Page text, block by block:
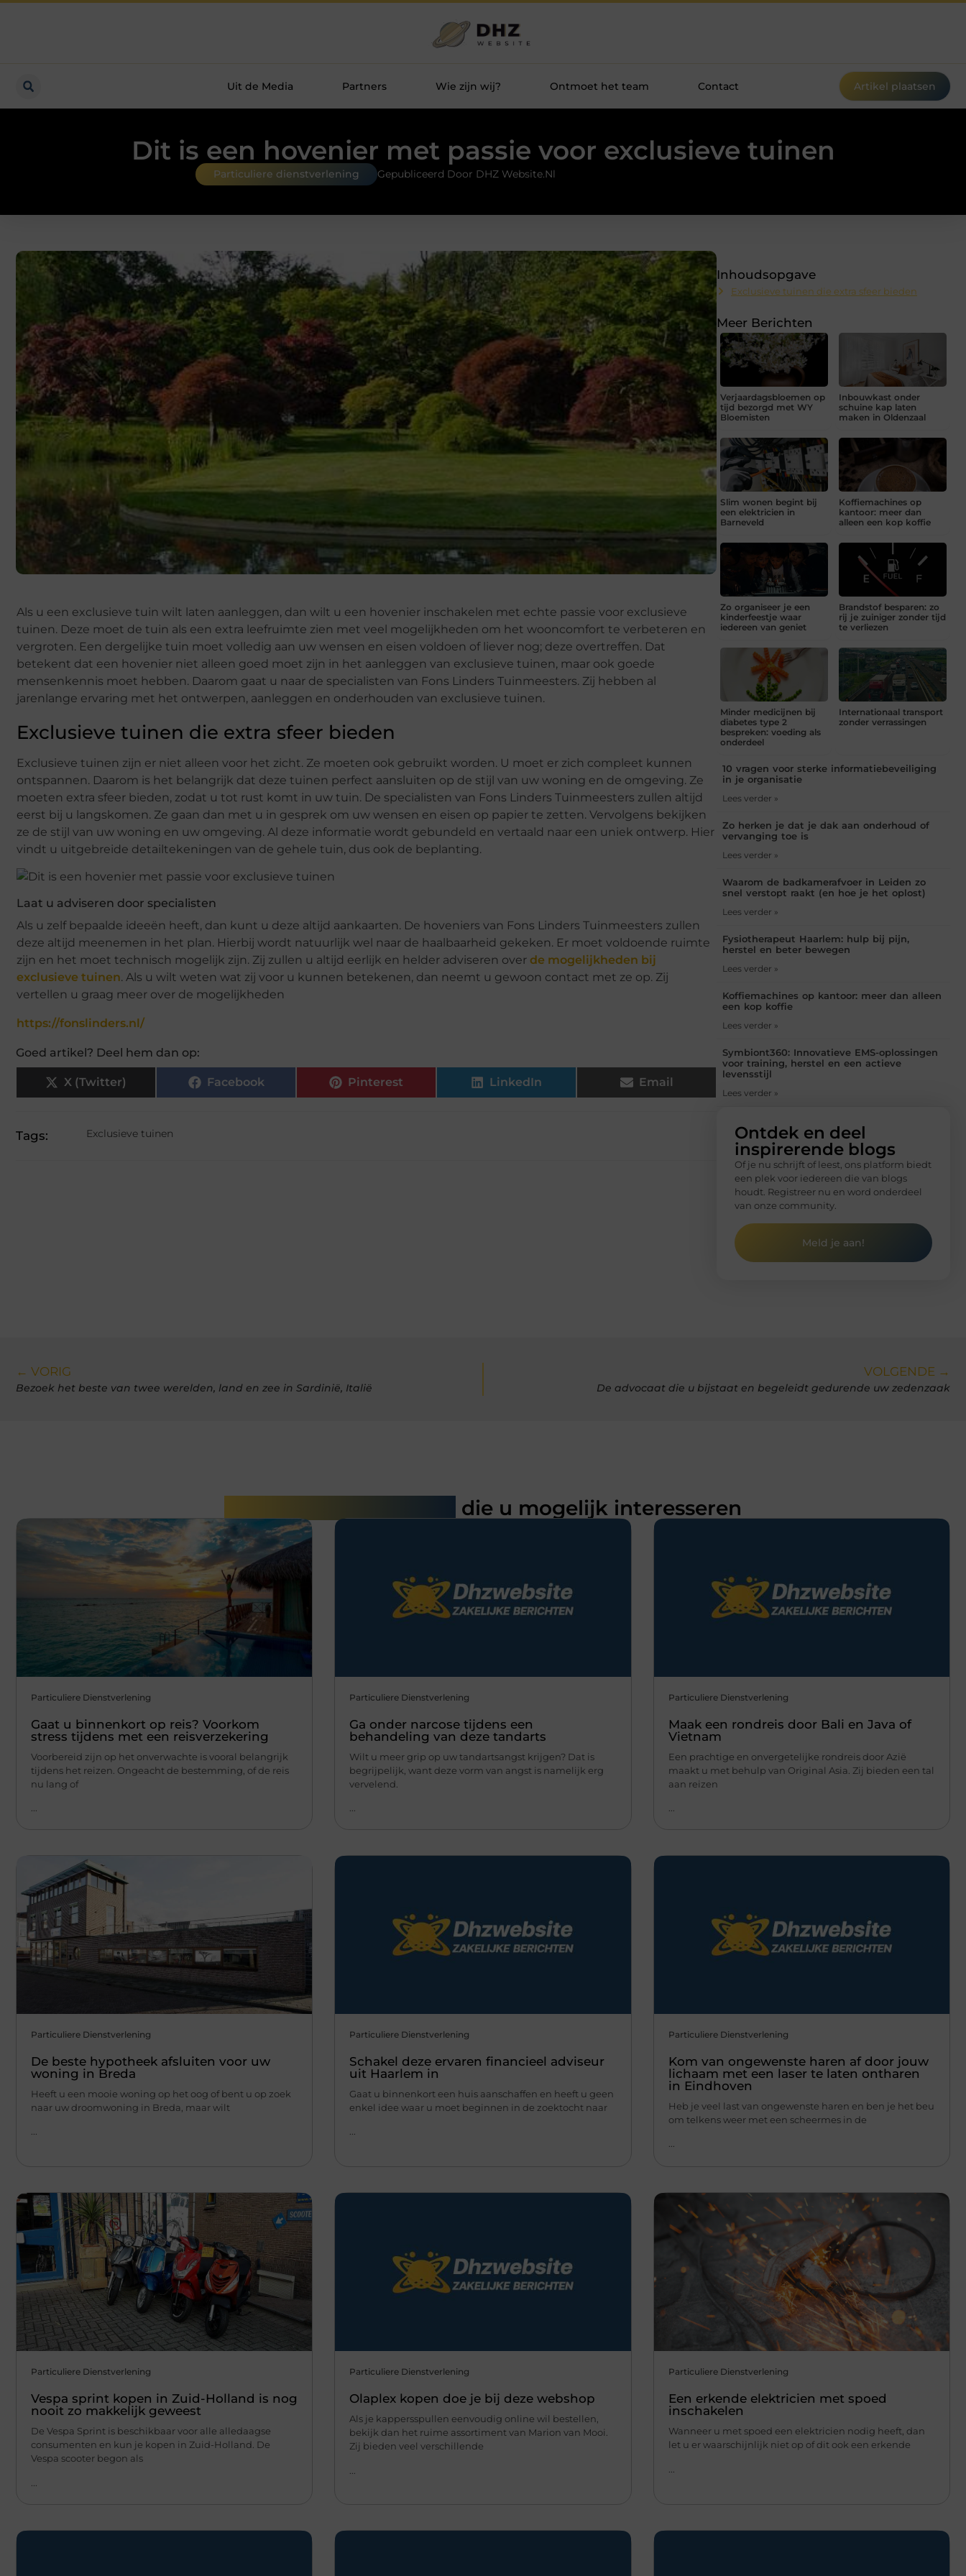
Uit de Media Partners Wie zijn wij? Ontmoet het team Contact Artikel plaatsen
Dit is een hovenier met passie voor exclusieve tuinen
Particuliere dienstverlening Gepubliceerd Door DHZ Website.nl
Als u een exclusieve tuin wilt laten aanleggen, dan wilt u een hovenier inschakelen met echte passie voor exclusieve
tuinen. Deze moet de tuin als een extra leefruimte zien met veel mogelijkheden om het wooncomfort te verbeteren en
vergroten. Een dergelijke tuin moet volledig aan uw wensen en eisen voldoen of liever nog; deze overtreffen. Dat
betekent dat een hovenier niet alleen goed moet zijn in het aanleggen van exclusieve tuinen, maar ook goede
mensenkennis moet hebben. Daarom gaat u naar de specialisten van Fons Linders Tuinmeesters. Zij hebben al
jarenlange ervaring met het ontwerpen, aanleggen en onderhouden van exclusieve tuinen.
Exclusieve tuinen die extra sfeer bieden
Exclusieve tuinen zijn er niet alleen voor het zicht. Ze moeten ook gebruikt worden. U moet er zich compleet kunnen
ontspannen. Daarom is het belangrijk dat deze tuinen perfect aansluiten op de stijl van uw woning en de omgeving. Ze
moeten extra sfeer bieden, zodat u tot rust komt in uw tuin. De specialisten van Fons Linders Tuinmeesters zullen altijd
eerst bij u langskomen. Ze gaan dan met u in gesprek om uw wensen en eisen op papier te zetten. Vervolgens bekijken
ze de stijl van uw woning en uw omgeving. Al deze informatie wordt gebundeld en vertaald naar een uniek ontwerp. Hier
vindt u uitgebreide detailtekeningen van de gehele tuin, dus ook de beplanting.
Laat u adviseren door specialisten
Als u zelf bepaalde ideeën heeft, dan kunt u deze altijd aankaarten. De hoveniers van Fons Linders Tuinmeesters zullen
deze altijd meenemen in het plan. Hierbij wordt natuurlijk wel naar de haalbaarheid gekeken. Er moet voldoende ruimte
zijn en het moet technisch mogelijk zijn. Zij zullen u altijd eerlijk en helder adviseren over de mogelijkheden bij
exclusieve tuinen. Als u wilt weten wat zij voor u kunnen betekenen, dan neemt u gewoon contact met ze op. Zij
vertellen u graag meer over de mogelijkheden
https://fonslinders.nl/
Goed artikel? Deel hem dan op:
X (Twitter) Facebook Pinterest LinkedIn Email
Tags: Exclusieve tuinen
Inhoudsopgave
Exclusieve tuinen die extra sfeer bieden
Meer Berichten
Verjaardagsbloemen op
tijd bezorgd met WY
Bloemisten
Inbouwkast onder
schuine kap laten
maken in Oldenzaal
Slim wonen begint bij
een elektricien in
Barneveld
Koffiemachines op
kantoor: meer dan
alleen een kop koffie
Zo organiseer je een
kinderfeestje waar
iedereen van geniet
Brandstof besparen: zo
rij je zuiniger zonder tijd
te verliezen
Minder medicijnen bij
diabetes type 2
bespreken: voeding als
onderdeel
Internationaal transport
zonder verrassingen
10 vragen voor sterke informatiebeveiliging
in je organisatie
Lees verder »
Zo herken je dat je dak aan onderhoud of
vervanging toe is
Lees verder »
Waarom de badkamerafvoer in Leiden zo
snel verstopt raakt (en hoe je het oplost)
Lees verder »
Fysiotherapeut Haarlem: hulp bij pijn,
herstel en beter bewegen
Lees verder »
Koffiemachines op kantoor: meer dan alleen
een kop koffie
Lees verder »
Symbiont360: Innovatieve EMS-oplossingen
voor training, herstel en een actieve
levensstijl
Lees verder »
Ontdek en deel
inspirerende blogs
Of je nu schrijft of leest, ons platform biedt
een plek voor iedereen die van blogs
houdt. Registreer nu en word onderdeel
van onze community.
Meld je aan!
← VORIG
Bezoek het beste van twee werelden, land en zee in Sardinië, Italië
VOLGENDE →
De advocaat die u bijstaat en begeleidt gedurende uw zedenzaak
die u mogelijk interesseren
Particuliere Dienstverlening
Gaat u binnenkort op reis? Voorkom
stress tijdens met een reisverzekering
Voorbereid zijn op het onverwachte is vooral belangrijk
tijdens het reizen. Ongeacht de bestemming, of de reis
nu lang of
Particuliere Dienstverlening
Ga onder narcose tijdens een
behandeling van deze tandarts
Wilt u meer grip op uw tandartsangst krijgen? Dat is
begrijpelijk, want deze vorm van angst is namelijk erg
vervelend.
Particuliere Dienstverlening
Maak een rondreis door Bali en Java of
Vietnam
Een prachtige en onvergetelijke rondreis door Azië
maakt u met behulp van Original Asia. Zij bieden een tal
aan reizen
Particuliere Dienstverlening
De beste hypotheek afsluiten voor uw
woning in Breda
Heeft u een mooie woning op het oog of bent u op zoek
naar uw droomwoning in Breda, maar wilt
...
Particuliere Dienstverlening
Schakel deze ervaren financieel adviseur
uit Haarlem in
Gaat u binnenkort een huis aanschaffen en heeft u geen
enkel idee waar u moet beginnen in de zoektocht naar
...
Particuliere Dienstverlening
Kom van ongewenste haren af door jouw
lichaam met een laser te laten ontharen
in Eindhoven
Heb je veel last van ongewenste haren en ben je het beu
om telkens weer met een scheermes in de
...
Particuliere Dienstverlening
Vespa sprint kopen in Zuid-Holland is nog
nooit zo makkelijk geweest
De Vespa Sprint is beschikbaar voor alle alledaagse
consumenten en kun je kopen in Zuid-Holland. De
Vespa scooter begon als
Particuliere Dienstverlening
Olaplex kopen doe je bij deze webshop
Als je kappersspullen eenvoudig online wil bestellen,
bekijk dan het ruime assortiment van Marion van Mooi.
Zij bieden veel verschillende
Particuliere Dienstverlening
Een erkende elektricien met spoed
inschakelen
Wanneer u met spoed een elektricien nodig heeft, dan
let u er waarschijnlijk niet op of dit ook een erkende